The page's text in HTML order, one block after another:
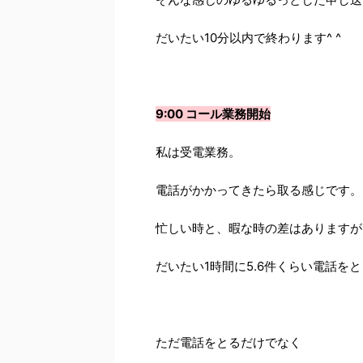
だいたい10分以内で終わります^ ^
9:00 コール業務開始
私は受電業務。
電話がかかってきたら取る感じです。
忙しい時と、暇な時の差はありますが
だいたい1時間に5.6件くらい電話をと
ただ電話をとるだけでなく